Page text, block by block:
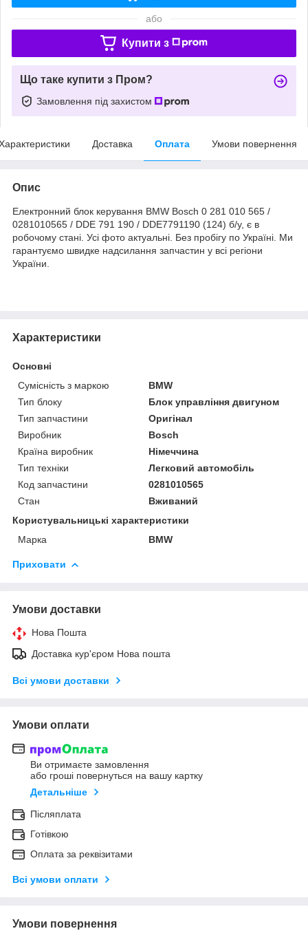
або
Купити з
Що таке купити з Пром?
Замовлення під захистом
Доставка Оплата Умови повернення
Опис
Електронний блок керування BMW Bosch 0 281 010 565 /
0281010565 / DDE 791 190 / DDE7791190 (124) б/у, є в
робочому стані. Усі фото актуальні. Без пробігу по Україні. Ми
гарантуємо швидке надсилання запчастин у всі регіони
України.
Характеристики
Основні
Сумісність з маркою
BMW
Тип блоку
Блок управління двигуном
Тип запчастини
Оригінал
Виробник
Bosch
Країна виробник
Німеччина
Тип техніки
Легковий автомобіль
Код запчастини
0281010565
Стан
Вживаний
Користувальницькі характеристики
Марка
BMW
Приховати
Умови доставки
Нова Пошта
Доставка кур'єром Нова пошта
Всі умови доставки
Умови оплати
Ви отримаєте замовлення
або гроші повернуться на вашу картку
Детальніше
Післяплата
Готівкою
Оплата за реквізитами
Всі умови оплати
Умови повернення